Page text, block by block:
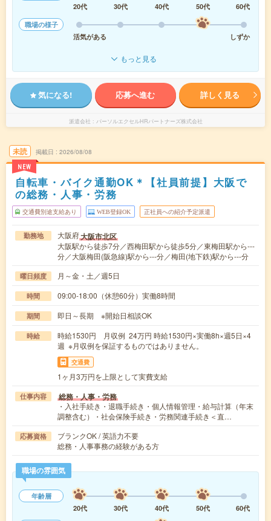
20代
30代 40代 50代
60代
職場の様子
活気がある
しずか
もっと見る
気になる! 応募へ進む 詳しく見る
派遣会社 パーソルエクセルHRパートナーズ株式会社
未読
NEW
掲載日 2026/08/08
自転車・バイク通勤OK＊【社員前提】大阪で
の総務・人事・労務
交通費別途支給あり WEB登録OK 正社員への紹介予定派遣
勤務地 大阪府大阪市北区
大阪駅から徒歩7分／西梅田駅から徒歩5分／東梅田駅から---
分／大阪梅田(阪急線)駅から---分／梅田(地下鉄)駅から---分
曜日頻度 月～金・土／週5日
時間 09:00-18:00（休憩60分）実働8時間
期間 即日～長期 ※開始日相談OK
時給
時給1530円 月収例 24万円 時給1530円×実働8h×週5日×4
週 ※月収例を保証するものではありません。
交通費
1ヶ月3万円を上限として実費支給
仕事内容 総務・人事・労務
・入社手続き・退職手続き・個人情報管理・給与計算（年末
調整含む）・社会保険手続き・労務関連手続き＜直…
応募資格
ブランクOK / 英語力不要
総務・人事事務の経験がある方
職場の雰囲気
年齢層
20代
30代 40代 50代 60代